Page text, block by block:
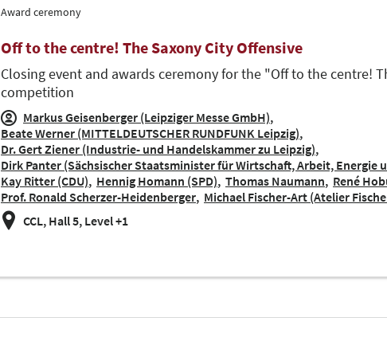
Award ceremony
Off to the centre! The Saxony City Offensive
Closing event and awards ceremony for the "Off to the centre!
competition
Markus Geisenberger (Leipziger Messe GmbH)
Beate Werner (MITTELDEUTSCHER RUNDFUNK Leipzig)
Dr. Gert Ziener (Industrie- und Handelskammer zu Leipzig)
Dirk Panter (Sächsischer Staatsminister für Wirtschaft, Arbeit, Energie
Kay Ritter (CDU) Hennig Homann (SPD) Thomas Naumann René
Prof. Ronald Scherzer-Heidenberger Michael Fischer-Art (Atelier
CCL, Hall 5, Level +1